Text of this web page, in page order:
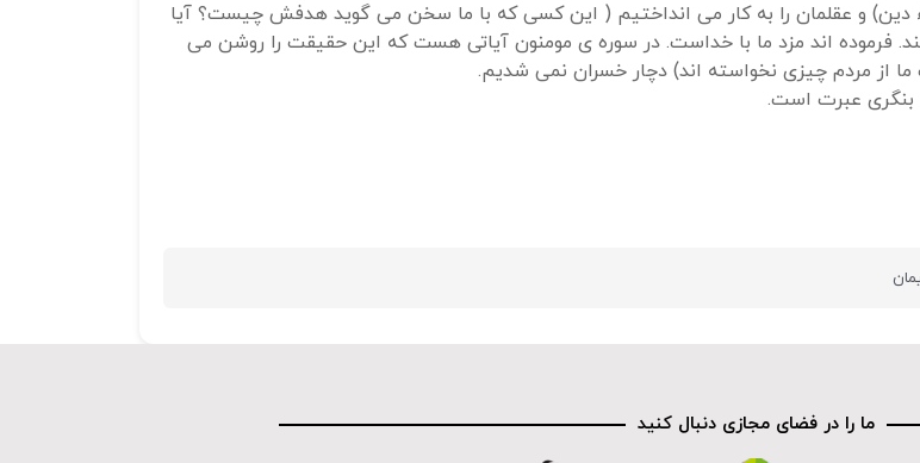
دین) و عقلمان را به کار می انداختیم ( این کسی که با ما سخن می گوید هدفش چیست؟ آیا
فرموده اند مزد ما با خداست. در سوره ی مومنون آیاتی هست که این حقیقت را روشن می
ما از مردم چیزی نخواسته اند) دچار خسران نمی شدیم.
بنگری عبرت است.
ما را در فضای مجازی دنبال کنید